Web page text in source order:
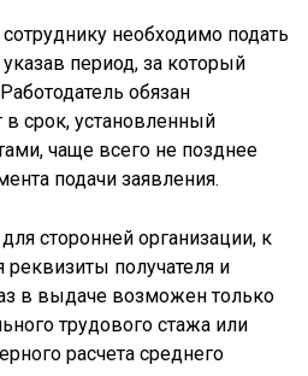
необходимо подать
период, за который
обязан
в срок, установленный
чаще всего не позднее
подачи заявления.
сторонней организации, к
получателя и
в выдаче возможен только
трудового стажа или
расчета среднего